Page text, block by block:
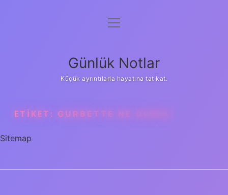
Anasayfa
Yasal Uyarı
menüyü
Günlük Notlar
Küçük ayrıntılarla hayatına tat kat.
ETIKET: GURBETTE NE DEMEK
Sitemap